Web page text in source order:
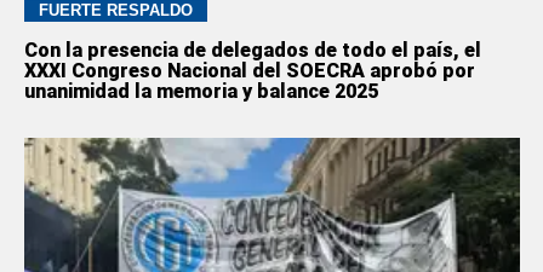
FUERTE RESPALDO
Con la presencia de delegados de todo el país, el
XXXI Congreso Nacional del SOECRA aprobó por
unanimidad la memoria y balance 2025